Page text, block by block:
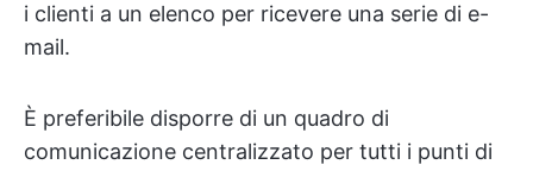
i clienti a un elenco per ricevere una serie di e-
mail.
È preferibile disporre di un quadro di
comunicazione centralizzato per tutti i punti di